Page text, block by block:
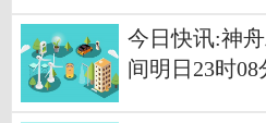
今日快讯:神
间明日23时08